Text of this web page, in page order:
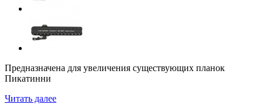
Предназначена для увеличения существующих планок
Пикатинни
Читать далее